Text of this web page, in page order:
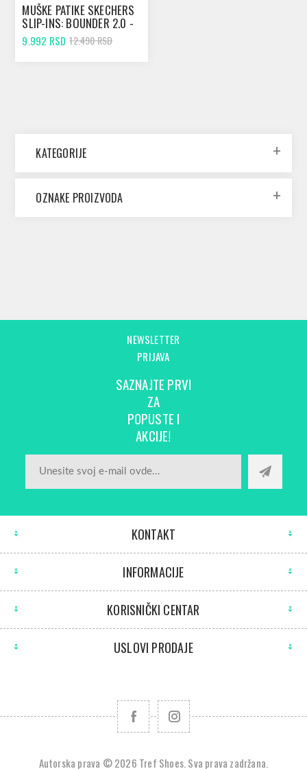
MUŠKE PATIKE SKECHERS
SLIP-INS: BOUNDER 2.0 -
EMERGED NAVY
9.992 RSD 12.490 RSD
KATEGORIJE
OZNAKE PROIZVODA
NEWSLETTER
PRIJAVA
SAZNAJTE PRVI
ZA
POPUSTE I
AKCIJE!
KONTAKT
INFORMACIJE
KORISNIČKI CENTAR
USLOVI PRODAJE
Autorska prava © 2026 Tref Shoes. Sva prava zadržana.